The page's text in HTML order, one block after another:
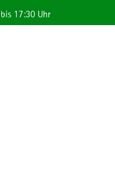
17:30 Uhr